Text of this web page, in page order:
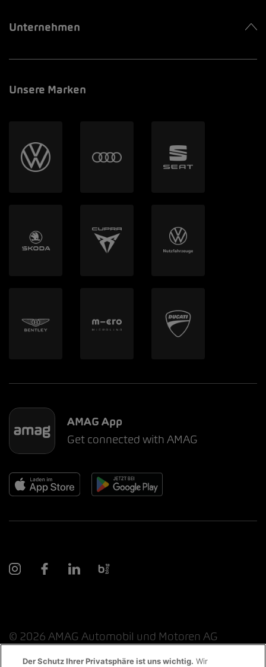
Unternehmen
Unsere Marken
AMAG App
Get connected with AMAG
© 2026 AMAG Automobil und Motoren AG
Der Schutz Ihrer Privatsphäre ist uns wichtig. Wir